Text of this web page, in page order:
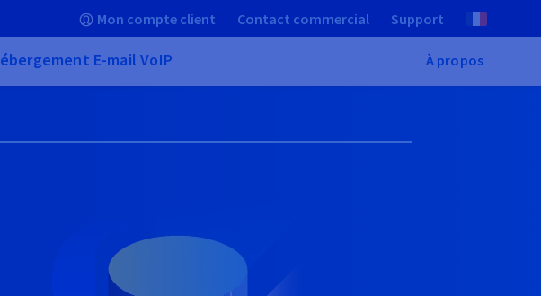
Mon compte client Contact commercial Support
E-mail VoIP À propos